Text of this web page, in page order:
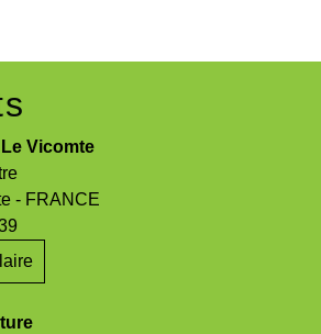
Vicomte
- FRANCE